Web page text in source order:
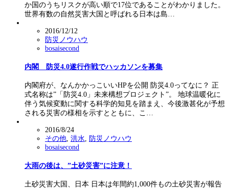
か国のうちリスクが高い順で17位であることがわかりました。
世界有数の自然災害大国と呼ばれる日本は島…
2016/12/12
防災ノウハウ
bosaisecond
内閣 防災4.0遂行作戦でハッカソンを募集
内閣府が、なんかかっこいいHPを公開 防災4.0ってなに？ 正
式名称は”「防災4.0」未来構想プロジェクト”。 地球温暖化に
伴う気候変動に関する科学的知見を踏まえ、今後激甚化が予想
される災害の様相を示すとともに、こ…
2016/8/24
その他, 洪水, 防災ノウハウ
bosaisecond
大雨の後は、”土砂災害”に注意！
土砂災害大国、日本 日本は年間約1,000件もの土砂災害が報告